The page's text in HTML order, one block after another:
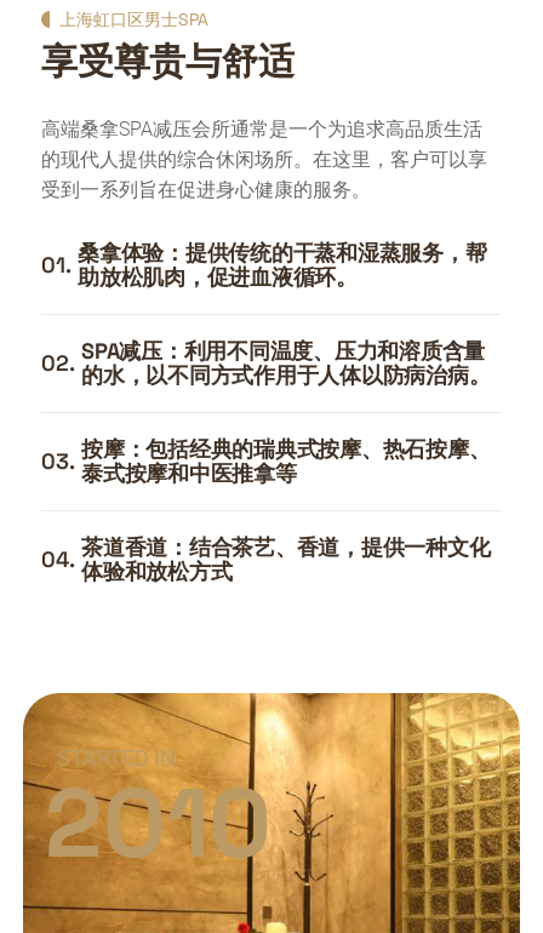
上海虹口区男士SPA
享受尊贵与舒适
高端桑拿SPA减压会所通常是一个为追求高品质生活
的现代人提供的综合休闲场所。在这里，客户可以享
受到一系列旨在促进身心健康的服务。
01. 桑拿体验：提供传统的干蒸和湿蒸服务，帮
助放松肌肉，促进血液循环。
02. SPA减压：利用不同温度、压力和溶质含量
的水，以不同方式作用于人体以防病治病。
03. 按摩：包括经典的瑞典式按摩、热石按摩、
泰式按摩和中医推拿等
04. 茶道香道：结合茶艺、香道，提供一种文化
体验和放松方式
STARTED IN
2010